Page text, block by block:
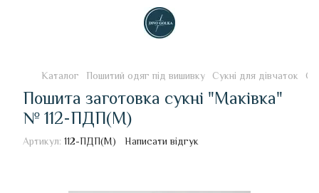
Каталог Пошитий одяг під вишивку Сукні для дівчаток
Пошита заготовка сукні "Маківка"
№ 112-ПДП(М)
Артикул: 112-ПДП(М) Написати відгук